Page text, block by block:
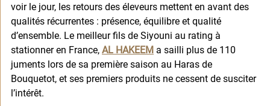
voir le jour, les retours des éleveurs mettent en avant des
qualités récurrentes : présence, équilibre et qualité
d’ensemble. Le meilleur fils de Siyouni au rating à
stationner en France, AL HAKEEM a sailli plus de 110
juments lors de sa première saison au Haras de
Bouquetot, et ses premiers produits ne cessent de susciter
l’intérêt.